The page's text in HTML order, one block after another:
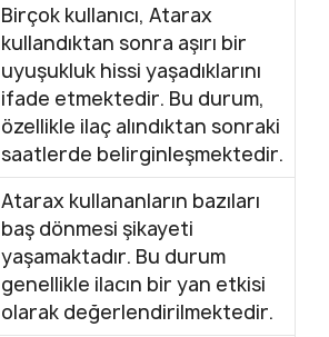
Birçok kullanıcı, Atarax
kullandıktan sonra aşırı bir
uyuşukluk hissi yaşadıklarını
ifade etmektedir. Bu durum,
özellikle ilaç alındıktan sonraki
saatlerde belirginleşmektedir.
Atarax kullananların bazıları
baş dönmesi şikayeti
yaşamaktadır. Bu durum
genellikle ilacın bir yan etkisi
olarak değerlendirilmektedir.